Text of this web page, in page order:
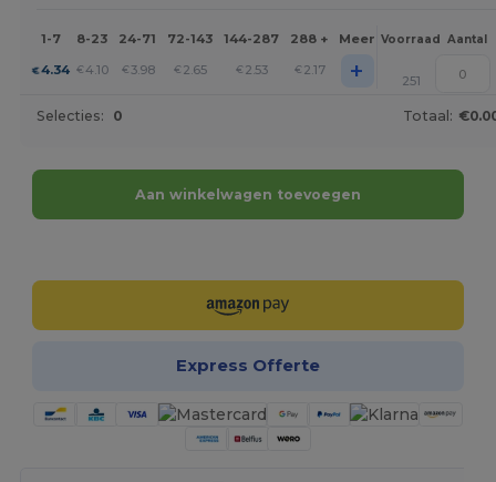
1-7 8-23 24-71 72-143 144-287 288 + Meer Voorraad Aantal
€4.34 € 4.10 € 3.98 € 2.65 € 2.53 € 2.17 + 251
Selecties: 0 Totaal:
Aan winkelwagen toevoegen
Express Offerte